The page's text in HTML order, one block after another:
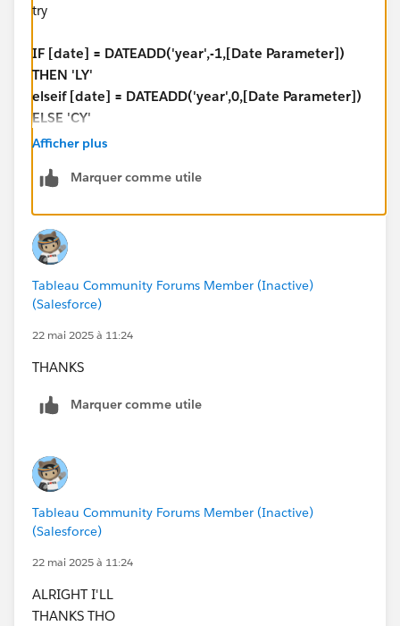
try
IF [date] = DATEADD('year',-1,[Date Parameter])
THEN 'LY'
elseif [date] = DATEADD('year',0,[Date Parameter])
ELSE 'CY'
END
Afficher plus
Marquer comme utile
Tableau Community Forums Member (Inactive)
(Salesforce)
22 mai 2025 à 11:24
THANKS
Marquer comme utile
Tableau Community Forums Member (Inactive)
(Salesforce)
22 mai 2025 à 11:24
ALRIGHT I'LL
THANKS THO